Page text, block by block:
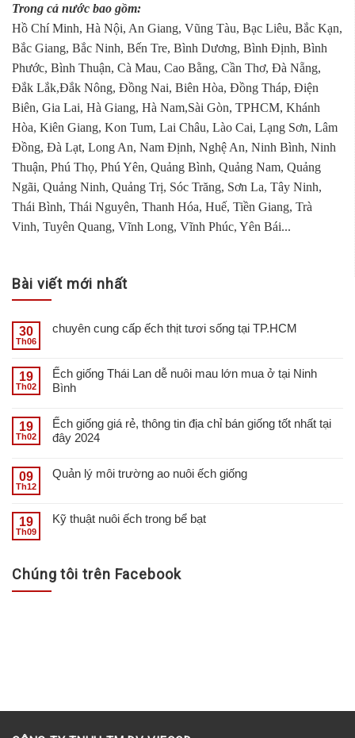
Trong cả nước bao gồm:
Hồ Chí Minh, Hà Nội, An Giang, Vũng Tàu, Bạc Liêu, Bắc Kạn,
Bắc Giang, Bắc Ninh, Bến Tre, Bình Dương, Bình Định, Bình
Phước, Bình Thuận, Cà Mau, Cao Bằng, Cần Thơ, Đà Nẵng,
Đắk Lắk,Đắk Nông, Đồng Nai, Biên Hòa, Đồng Tháp, Điện
Biên, Gia Lai, Hà Giang, Hà Nam,Sài Gòn, TPHCM, Khánh
Hòa, Kiên Giang, Kon Tum, Lai Châu, Lào Cai, Lạng Sơn, Lâm
Đồng, Đà Lạt, Long An, Nam Định, Nghệ An, Ninh Bình, Ninh
Thuận, Phú Thọ, Phú Yên, Quảng Bình, Quảng Nam, Quảng
Ngãi, Quảng Ninh, Quảng Trị, Sóc Trăng, Sơn La, Tây Ninh,
Thái Bình, Thái Nguyên, Thanh Hóa, Huế, Tiền Giang, Trà
Vinh, Tuyên Quang, Vĩnh Long, Vĩnh Phúc, Yên Bái...
Bài viết mới nhất
30
Th06
chuyên cung cấp ếch thịt tươi sống tại TP.HCM
19
Th02
Ếch giống Thái Lan dễ nuôi mau lớn mua ở tại Ninh
Bình
19
Th02
Ếch giống giá rẻ, thông tin địa chỉ bán giống tốt nhất tại
đây 2024
09
Th12
Quản lý môi trường ao nuôi ếch giống
19
Th09
Kỹ thuật nuôi ếch trong bể bạt
Chúng tôi trên Facebook